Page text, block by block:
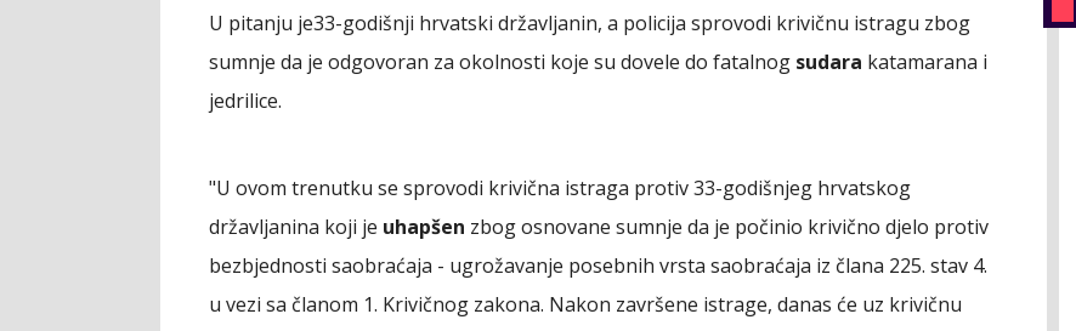
U pitanju je33-godišnji hrvatski državljanin, a policija sprovodi krivičnu istragu zbog
sumnje da je odgovoran za okolnosti koje su dovele do fatalnog sudara katamarana i
jedrilice.
"U ovom trenutku se sprovodi krivična istraga protiv 33-godišnjeg hrvatskog
državljanina koji je uhapšen zbog osnovane sumnje da je počinio krivično djelo protiv
bezbjednosti saobraćaja - ugrožavanje posebnih vrsta saobraćaja iz člana 225. stav 4.
u vezi sa članom 1. Krivičnog zakona. Nakon završene istrage, danas će uz krivičnu